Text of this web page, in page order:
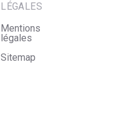
LÉGALES
Mentions
légales
Sitemap